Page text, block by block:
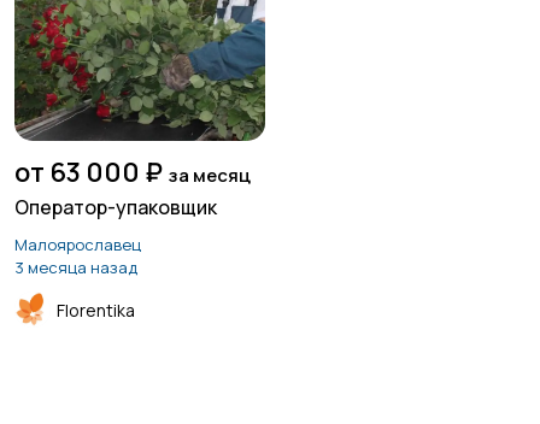
от 63 000 ₽ за месяц
Оператор-упаковщик
Малоярославец
3 месяца назад
Florentika